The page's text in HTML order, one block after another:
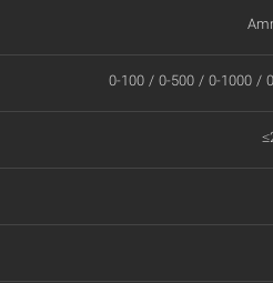
0-100 / 0-500 / 0-1000 /